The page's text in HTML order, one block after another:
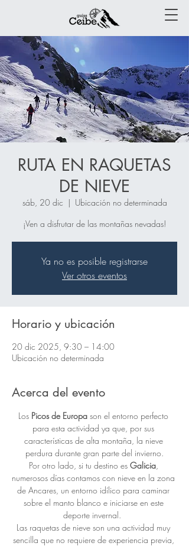
RUTA EN RAQUETAS
DE NIEVE
sáb, 20 dic
  |
Ubicación no determinada
¡Ven a disfrutar de las montañas nevadas!
Ya no es posible registrarse
Ver otros eventos
Horario y ubicación
20 dic 2025, 9:30 – 14:00
Ubicación no determinada
Acerca del evento
Los Picos de Europa son el entorno perfecto
para esta actividad ya que, por sus
características de alta montaña, la nieve
perdura durante gran parte del invierno.
Por otro lado, si tu destino es Galicia,
numerosos días contamos con nieve en la zona
de Ancares, un entorno idílico para caminar
sobre el manto blanco e iniciarse en este
deporte invernal.
Las raquetas de nieve son una actividad muy
sencilla que no requiere de experiencia previa,